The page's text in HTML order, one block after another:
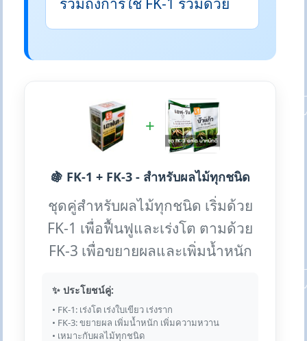
+
🍇 FK-1 + FK-3 - สำหรับผลไม้ทุกชนิด
ชุดคู่สำหรับผลไม้ทุกชนิด เริ่มด้วย
FK-1 เพื่อฟื้นฟูและเร่งโต ตามด้วย
FK-3 เพื่อขยายผลและเพิ่มน้ำหนัก
✨ ประโยชน์คู่:
• FK-1: เร่งโต เร่งใบเขียว เร่งราก
• FK-3: ขยายผล เพิ่มน้ำหนัก เพิ่มความหวาน
• เหมาะกับผลไม้ทุกชนิด